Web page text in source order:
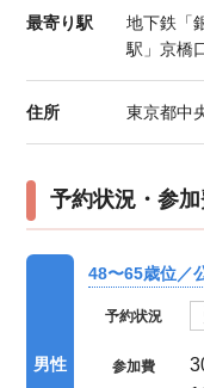
最寄り駅
地下鉄「
駅」京橋
住所 東京都中
予約状況・参
男性
48〜65歳位／
予約状況
参加費